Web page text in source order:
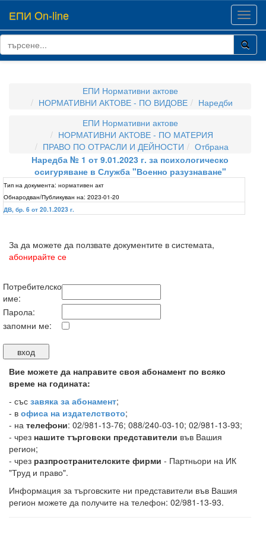
ЕПИ On-line
ЕПИ Нормативни актове
НОРМАТИВНИ АКТОВЕ - ПО ВИДОВЕ
Наредби
ЕПИ Нормативни актове
НОРМАТИВНИ АКТОВЕ - ПО МАТЕРИЯ
ПРАВО ПО ОТРАСЛИ И ДЕЙНОСТИ
Отбрана
Наредба № 1 от 9.01.2023 г. за психологическо
осигуряване в Служба "Военно разузнаване"
Тип на документа: нормативен акт
Обнародван/Публикуван на: 2023-01-20
ДВ, бр. 6 от 20.1.2023 г.
За да можете да ползвате документите в системата,
абонирайте се
Потребителско
име:
Парола:
запомни ме:
Вие можете да направите своя абонамент по всяко
време на годината:
- със завяка за абонамент;
- в офиса на издателството;
- на телефони: 02/981-13-76; 088/240-03-10; 02/981-13-93;
- чрез нашите търговски представители във Вашия
регион;
- чрез разпространителските фирми - Партньори на ИК
"Труд и право".
Информация за търговските ни представители във Вашия
регион можете да получите на телефон: 02/981-13-93.